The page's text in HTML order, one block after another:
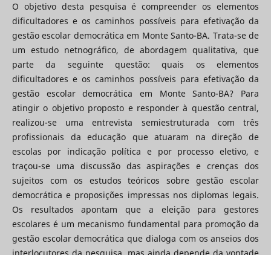
O objetivo desta pesquisa é compreender os elementos
dificultadores e os caminhos possíveis para efetivação da
gestão escolar democrática em Monte Santo-BA. Trata-se de
um estudo netnográfico, de abordagem qualitativa, que
parte da seguinte questão: quais os elementos
dificultadores e os caminhos possíveis para efetivação da
gestão escolar democrática em Monte Santo-BA? Para
atingir o objetivo proposto e responder à questão central,
realizou-se uma entrevista semiestruturada com três
profissionais da educação que atuaram na direção de
escolas por indicação política e por processo eletivo, e
traçou-se uma discussão das aspirações e crenças dos
sujeitos com os estudos teóricos sobre gestão escolar
democrática e proposições impressas nos diplomas legais.
Os resultados apontam que a eleição para gestores
escolares é um mecanismo fundamental para promoção da
gestão escolar democrática que dialoga com os anseios dos